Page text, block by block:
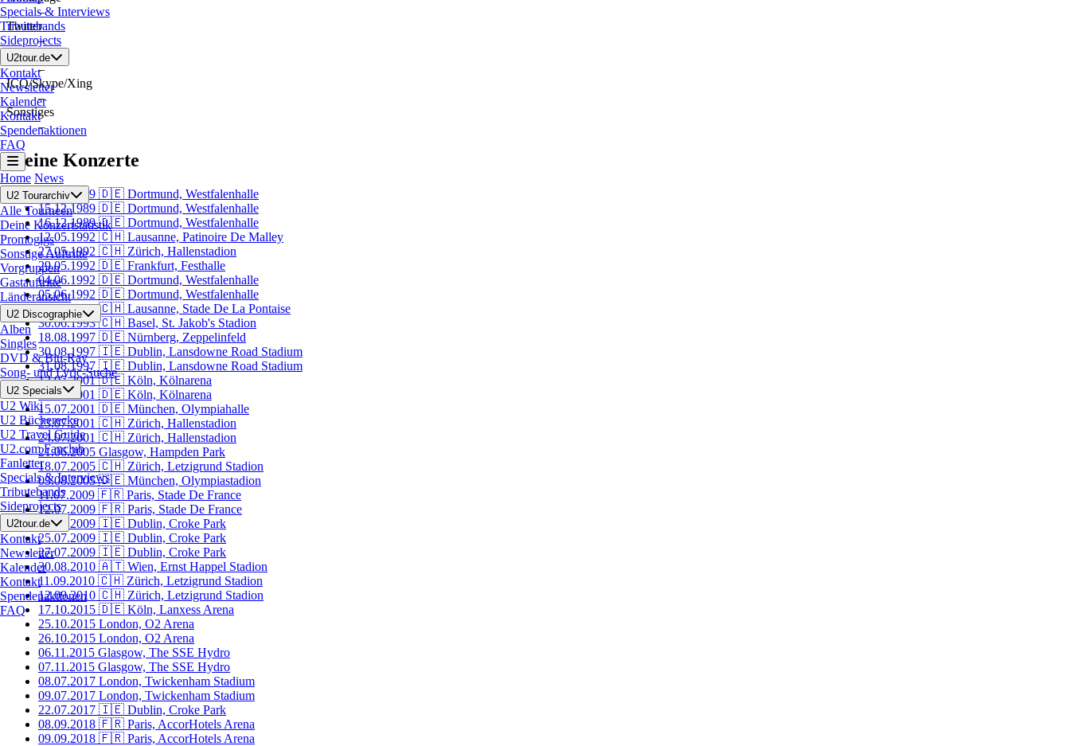
Specials & Interviews
Tributebands
Sideprojects
U2tour.de
Kontakt
Newsletter
Kalender
Kontakt
Spendenaktionen
FAQ
Home News
U2 Tourarchiv
Alle Tourneen
Deine Konzertstatistik
Promogigs
Sonstige Auftritte
Vorgruppen
Gastauftritte
Länderansicht
U2 Discographie
Alben
Singles
DVD & Blu-Ray
Song- und Lyric-Suche
U2 Specials
U2 Wiki
U2 Bücherecke
U2 Travel Guide
U2.com Fanclub
Fanletter
Specials & Interviews
Tributebands
Sideprojects
U2tour.de
Kontakt
Newsletter
Kalender
Kontakt
Spendenaktionen
FAQ
–
Twitter
–
Facebook
–
ICQ/Skype/Xing
–
Sonstiges
–
Meine Konzerte
14.12.1989 🇩🇪 Dortmund, Westfalenhalle
15.12.1989 🇩🇪 Dortmund, Westfalenhalle
16.12.1989🇩🇪 Dortmund, Westfalenhalle
12.05.1992 🇨🇭 Lausanne, Patinoire De Malley
27.05.1992 🇨🇭 Zürich, Hallenstadion
29.05.1992 🇩🇪 Frankfurt, Festhalle
04.06.1992 🇩🇪 Dortmund, Westfalenhalle
05.06.1992 🇩🇪 Dortmund, Westfalenhalle
28.06.1993🇨🇭 Lausanne, Stade De La Pontaise
30.06.1993🇨🇭 Basel, St. Jakob's Stadion
18.08.1997 🇩🇪 Nürnberg, Zeppelinfeld
30.08.1997 🇮🇪 Dublin, Lansdowne Road Stadium
31.08.1997 🇮🇪 Dublin, Lansdowne Road Stadium
12.07.2001🇩🇪 Köln, Kölnarena
13.07.2001 🇩🇪 Köln, Kölnarena
15.07.2001 🇩🇪 München, Olympiahalle
23.07.2001 🇨🇭 Zürich, Hallenstadion
24.07.2001 🇨🇭 Zürich, Hallenstadion
21.06.2005 Glasgow, Hampden Park
18.07.2005 🇨🇭 Zürich, Letzigrund Stadion
03.08.2005🇩🇪 München, Olympiastadion
11.07.2009 🇫🇷 Paris, Stade De France
12.07.2009 🇫🇷 Paris, Stade De France
24.07.2009 🇮🇪 Dublin, Croke Park
25.07.2009 🇮🇪 Dublin, Croke Park
27.07.2009 🇮🇪 Dublin, Croke Park
30.08.2010 🇦🇹 Wien, Ernst Happel Stadion
11.09.2010 🇨🇭 Zürich, Letzigrund Stadion
12.09.2010 🇨🇭 Zürich, Letzigrund Stadion
17.10.2015 🇩🇪 Köln, Lanxess Arena
25.10.2015 London, O2 Arena
26.10.2015 London, O2 Arena
06.11.2015 Glasgow, The SSE Hydro
07.11.2015 Glasgow, The SSE Hydro
08.07.2017 London, Twickenham Stadium
09.07.2017 London, Twickenham Stadium
22.07.2017 🇮🇪 Dublin, Croke Park
08.09.2018 🇫🇷 Paris, AccorHotels Arena
09.09.2018 🇫🇷 Paris, AccorHotels Arena